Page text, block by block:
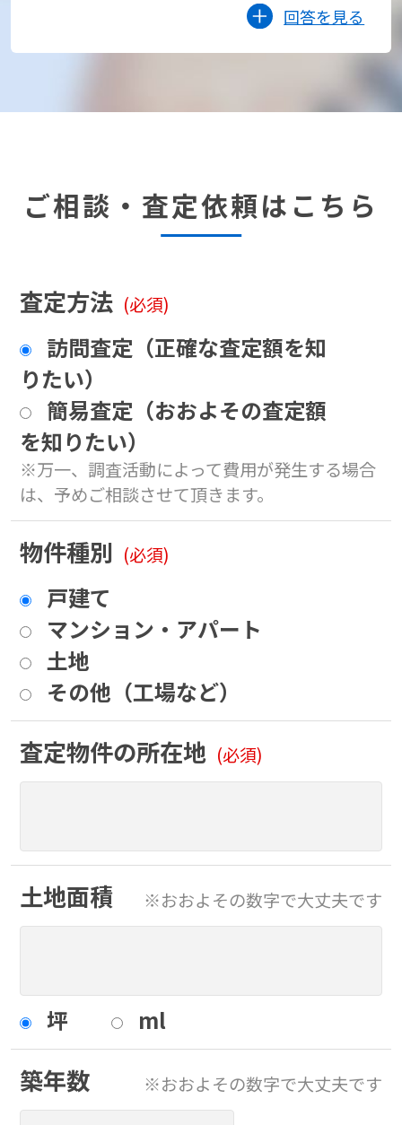
回答を見る
ご相談・査定依頼はこちら
査定方法 (必須)
訪問査定（正確な査定額を知
りたい）
簡易査定（おおよその査定額
を知りたい）
※万一、調査活動によって費用が発生する場合
は、予めご相談させて頂きます。
物件種別 (必須)
戸建て
マンション・アパート
土地
その他（工場など）
査定物件の所在地 (必須)
土地面積
坪 ml
※おおよその数字で大丈夫です
築年数 ※おおよその数字で大丈夫です